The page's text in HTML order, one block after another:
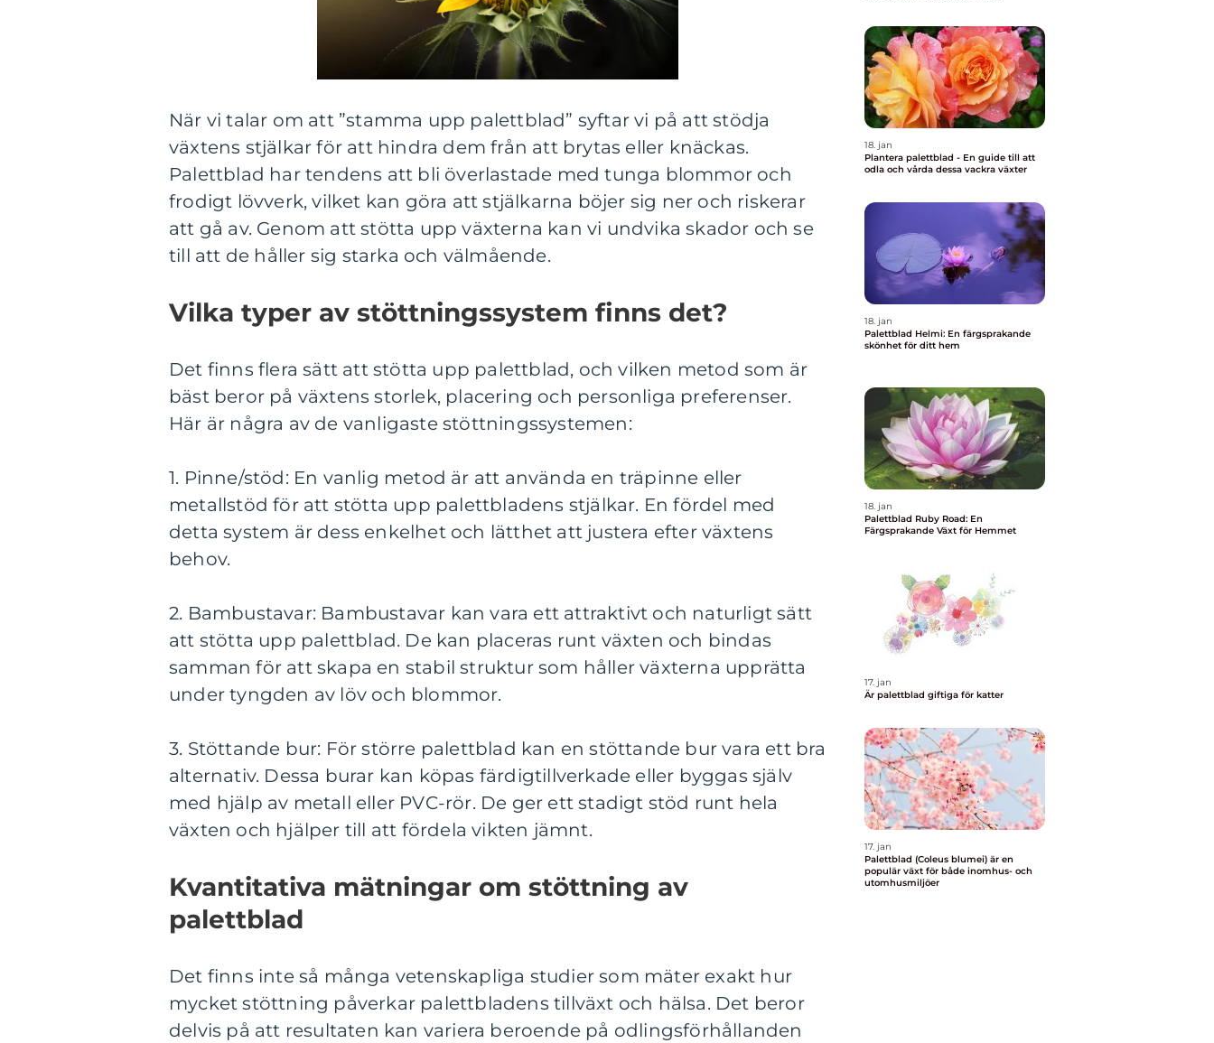
När vi talar om att ”stamma upp palettblad” syftar vi på att stödja
växtens stjälkar för att hindra dem från att brytas eller knäckas.
Palettblad har tendens att bli överlastade med tunga blommor och
frodigt lövverk, vilket kan göra att stjälkarna böjer sig ner och riskerar
att gå av. Genom att stötta upp växterna kan vi undvika skador och se
till att de håller sig starka och välmående.
Vilka typer av stöttningssystem finns det?
Det finns flera sätt att stötta upp palettblad, och vilken metod som är
bäst beror på växtens storlek, placering och personliga preferenser.
Här är några av de vanligaste stöttningssystemen:
1. Pinne/stöd: En vanlig metod är att använda en träpinne eller
metallstöd för att stötta upp palettbladens stjälkar. En fördel med
detta system är dess enkelhet och lätthet att justera efter växtens
behov.
2. Bambustavar: Bambustavar kan vara ett attraktivt och naturligt sätt
att stötta upp palettblad. De kan placeras runt växten och bindas
samman för att skapa en stabil struktur som håller växterna upprätta
under tyngden av löv och blommor.
3. Stöttande bur: För större palettblad kan en stöttande bur vara ett bra
alternativ. Dessa burar kan köpas färdigtillverkade eller byggas själv
med hjälp av metall eller PVC-rör. De ger ett stadigt stöd runt hela
växten och hjälper till att fördela vikten jämnt.
Kvantitativa mätningar om stöttning av
palettblad
Det finns inte så många vetenskapliga studier som mäter exakt hur
mycket stöttning påverkar palettbladens tillväxt och hälsa. Det beror
delvis på att resultaten kan variera beroende på odlingsförhållanden
18. jan
Plantera palettblad - En guide till att
odla och vårda dessa vackra växter
18. jan
Palettblad Helmi: En färgsprakande
skönhet för ditt hem
18. jan
Palettblad Ruby Road: En
Färgsprakande Växt för Hemmet
17. jan
Är palettblad giftiga för katter
17. jan
Palettblad (Coleus blumei) är en
populär växt för både inomhus- och
utomhusmiljöer